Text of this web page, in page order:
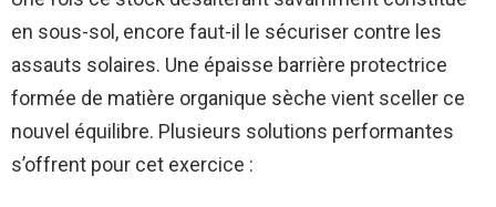
en sous-sol, encore faut-il le sécuriser contre les
assauts solaires. Une épaisse barrière protectrice
formée de matière organique sèche vient sceller ce
nouvel équilibre. Plusieurs solutions performantes
s’offrent pour cet exercice :